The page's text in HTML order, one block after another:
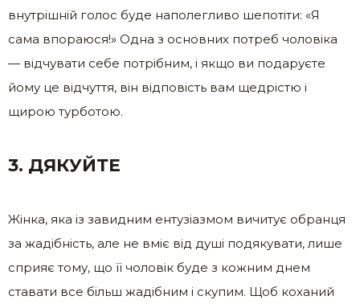
внутрішній голос буде наполегливо шепотіти: «Я
сама впораюся!» Одна з основних потреб чоловіка
— відчувати себе потрібним, і якщо ви подаруєте
йому це відчуття, він відповість вам щедрістю і
щирою турботою.
3. ДЯКУЙТЕ
Жінка, яка із завидним ентузіазмом вичитує обранця
за жадібність, але не вміє від душі подякувати, лише
сприяє тому, що її чоловік буде з кожним днем
ставати все більш жадібним і скупим. Щоб коханий